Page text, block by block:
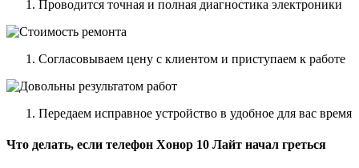
Проводится точная и полная диагностика электроники
Согласовываем цену с клиентом и приступаем к работе
Передаем исправное устройство в удобное для вас время
Что делать, если телефон Хонор 10 Лайт начал греться